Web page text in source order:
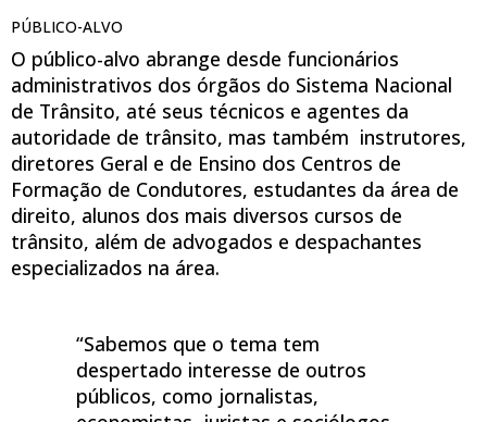
PÚBLICO-ALVO
O público-alvo abrange desde funcionários
administrativos dos órgãos do Sistema Nacional
de Trânsito, até seus técnicos e agentes da
autoridade de trânsito, mas também instrutores,
diretores Geral e de Ensino dos Centros de
Formação de Condutores, estudantes da área de
direito, alunos dos mais diversos cursos de
trânsito, além de advogados e despachantes
especializados na área.
“Sabemos que o tema tem
despertado interesse de outros
públicos, como jornalistas,